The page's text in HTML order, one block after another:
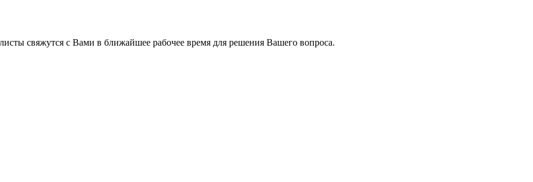
свяжутся с Вами в ближайшее рабочее время для решения Вашего вопроса.